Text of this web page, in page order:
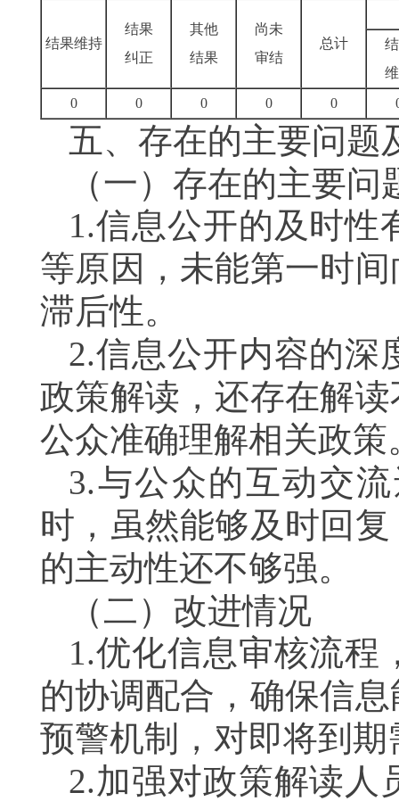
结果维持
结果
纠正
其他
结果
尚未
审结
总计
0
0 0 0 0
五、存在的主要问题
（一）存在的主要问
1.信息公开的及时性
等原因，未能第一时
滞后性。
2.信息公开内容的深
政策解读，还存在解
公众准确理解相关政策
3.与公众的互动交
时，虽然能够及时回
的主动性还不够强。
（二）改进情况
1.优化信息审核流程
的协调配合，确保信
预警机制，对即将到
2.加强对政策解读人